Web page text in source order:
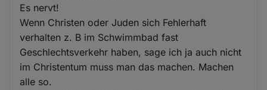
Es nervt!
Wenn Christen oder Juden sich Fehlerhaft
verhalten z. B im Schwimmbad fast
Geschlechtsverkehr haben, sage ich ja auch nicht
im Christentum muss man das machen. Machen
alle so.